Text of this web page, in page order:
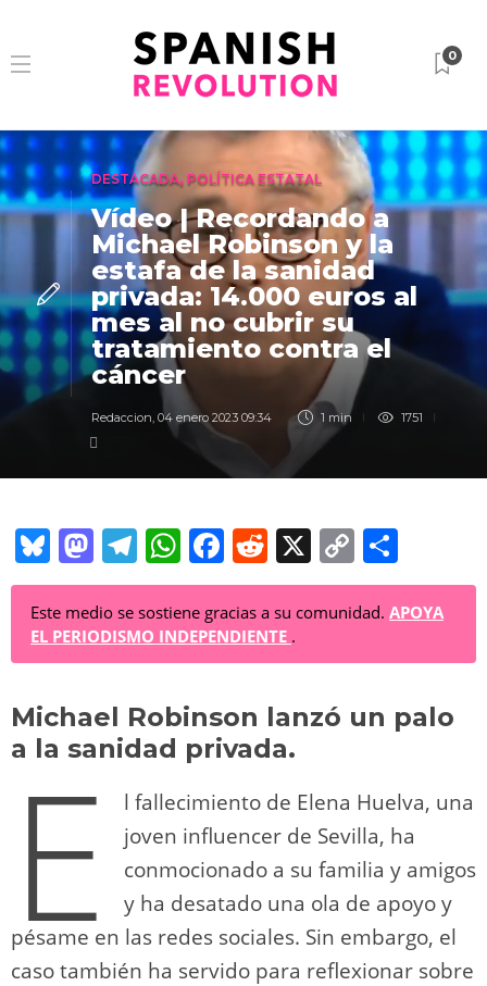
0
DESTACADA, POLÍTICA ESTATAL
Vídeo | Recordando a
Michael Robinson y la
estafa de la sanidad
privada: 14.000 euros al
mes al no cubrir su
tratamiento contra el
cáncer
Redaccion, 04 enero 2023 09:34 1 min 1751
Bl
u
e
sk
y
M
a
st
o
d
o
T
el
e
gr
a
m
W
h
at
s
A
p
p
F
a
c
e
b
o
k
R
e
d
di
t
X
C
o
p
y
Li
n
o
m
p
ar
tir
Este medio se sostiene gracias a su comunidad. APOYA
EL PERIODISMO INDEPENDIENTE .
Michael Robinson lanzó un palo
a la sanidad privada.
E
l fallecimiento de Elena Huelva, una
joven influencer de Sevilla, ha
conmocionado a su familia y amigos
y ha desatado una ola de apoyo y
pésame en las redes sociales. Sin embargo, el
caso también ha servido para reflexionar sobre